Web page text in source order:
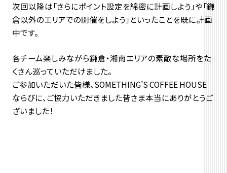
次回以降は「さらにポイント設定を綿密に計画しよう」や「鎌
倉以外のエリアでの開催をしよう」といったことを既に計画
中です。
各チーム楽しみながら鎌倉・湘南エリアの素敵な場所をた
くさん巡っていただけました。
ご参加いただいた皆様、SOMETHING’S COFFEE HOUSE
ならびに、ご協力いただきました皆さま本当にありがとうご
ざいました！